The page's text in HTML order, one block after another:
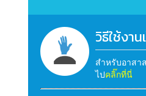
วิธีใช้งา
สำหรับอาสา
ไปคลิ๊กที่นี่